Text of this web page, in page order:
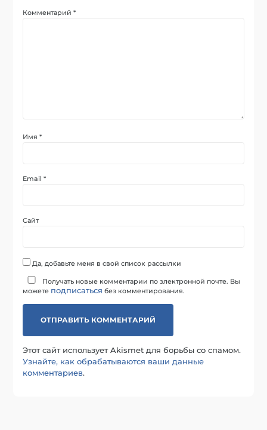
Комментарий*
Имя*
Email*
Сайт
Да, добавьте меня в свой список рассылки
Получать новые комментарии по электронной почте. Вы
можете подписаться без комментирования.
Этот сайт использует Akismet для борьбы со спамом.
Узнайте, как обрабатываются ваши данные
комментариев.